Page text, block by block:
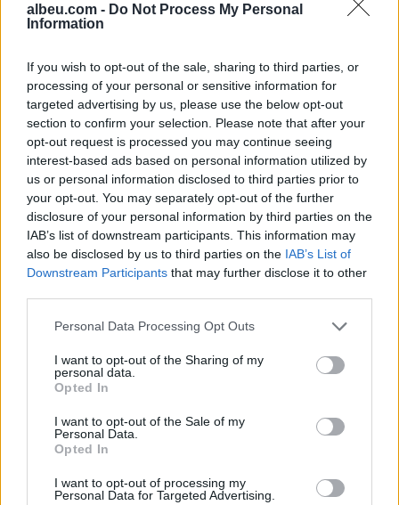
albeu.com - Do Not Process My Personal
Information
If you wish to opt-out of the sale, sharing to third parties, or
processing of your personal or sensitive information for
targeted advertising by us, please use the below opt-out
section to confirm your selection. Please note that after your
opt-out request is processed you may continue seeing
interest-based ads based on personal information utilized by
us or personal information disclosed to third parties prior to
your opt-out. You may separately opt-out of the further
disclosure of your personal information by third parties on the
IAB’s list of downstream participants. This information may
also be disclosed by us to third parties on the IAB’s List of
Downstream Participants that may further disclose it to other
Personal Data Processing Opt Outs
I want to opt-out of the Sharing of my
personal data.
Opted In
I want to opt-out of the Sale of my
Personal Data.
Opted In
I want to opt-out of processing my
Personal Data for Targeted Advertising.
e Kupës së Botës
Esim for Global
Esim for USA|Esim for Italy| Esim for Spain|Esim